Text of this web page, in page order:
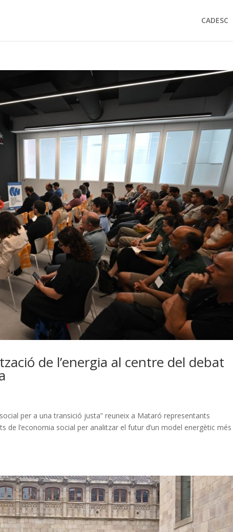
CADESC
de l’energia al centre del debat
per a una transició justa” reuneix a Mataró representants
de l’economia social per analitzar el futur d’un model energètic més